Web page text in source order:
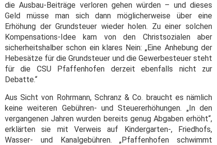
die Ausbau-Beiträge verloren gehen würden – und dieses
Geld müsse man sich dann möglicherweise über eine
Erhöhung der Grundsteuer wieder holen. Zu einer solchen
Kompensations-Idee kam von den Christsozialen aber
sicherheitshalber schon ein klares Nein: „Eine Anhebung der
Hebesätze für die Grundsteuer und die Gewerbesteuer steht
für die CSU Pfaffenhofen derzeit ebenfalls nicht zur
Debatte.“
Aus Sicht von Rohrmann, Schranz & Co. braucht es nämlich
keine weiteren Gebühren- und Steuererhöhungen. „In den
vergangenen Jahren wurden bereits genug Abgaben erhöht“,
erklärten sie mit Verweis auf Kindergarten-, Friedhofs,
Wasser- und Kanalgebühren. „Pfaffenhofen schwimmt